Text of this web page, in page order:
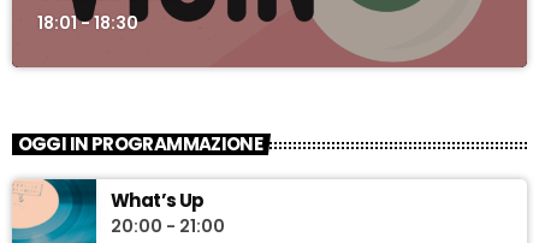
18:01 - 18:30
OGGI IN PROGRAMMAZIONE
What’s Up
20:00 - 21:00